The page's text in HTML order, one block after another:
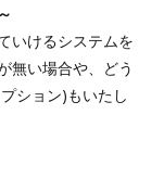
いけるシステムを
無い場合や、どう
ション)もいたし